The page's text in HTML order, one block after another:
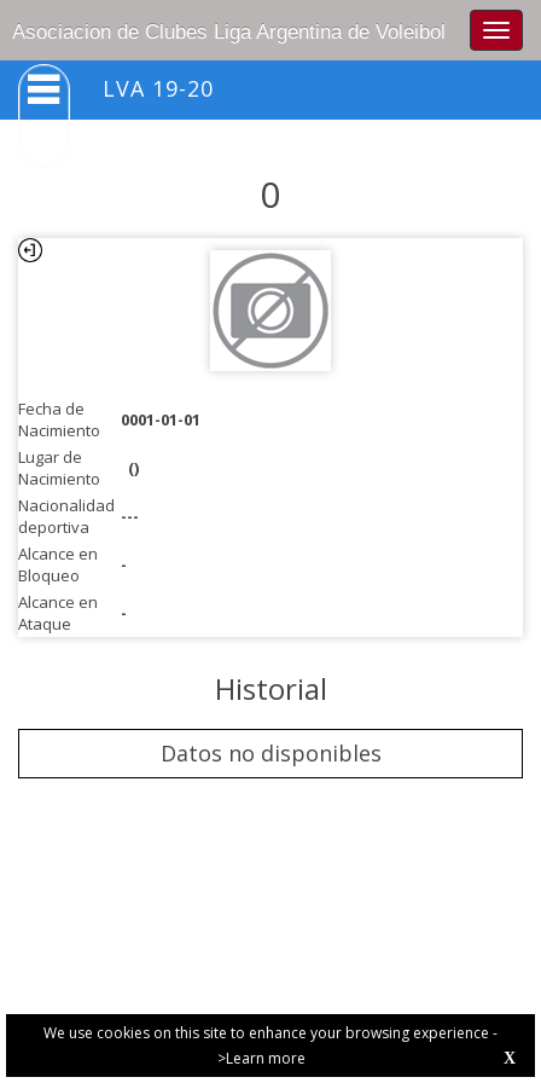
We use cookies on this site to enhance your browsing experience -
>Learn more
X
Asociacion de Clubes Liga Argentina de Voleibol
LVA 19-20
0
Fecha de
Nacimiento
0001-01-01
Lugar de
Nacimiento
()
Nacionalidad
deportiva
---
Alcance en
Bloqueo
-
Alcance en
Ataque
-
Historial
Datos no disponibles